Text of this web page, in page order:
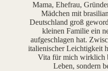
Mama, Ehefrau,
Mädchen mit
Deutschland groß
kleinen Familie ein
aufgeschlagen hat.
italienischer Leichtigkeit
Vita für mich wirklich
Leben, sondern